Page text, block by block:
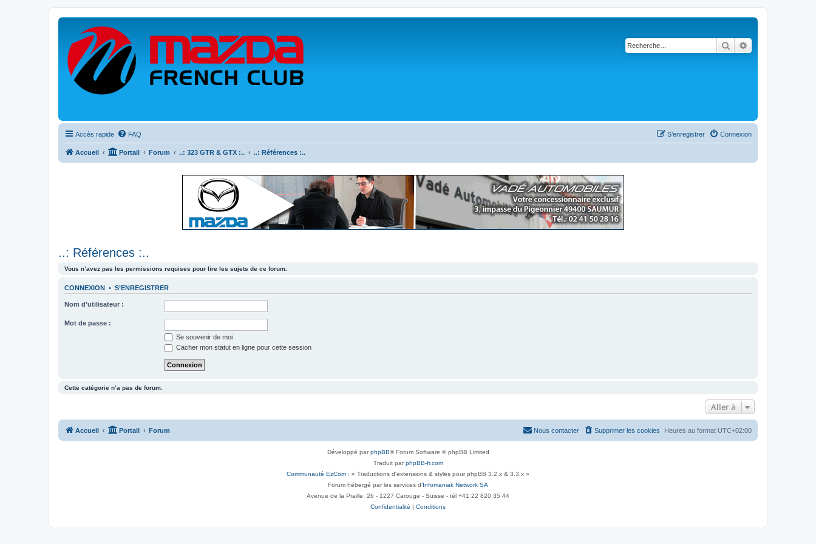
Rechercher
Accès rapide FAQ Connexion
S’enregistrer
Accueil Portail Forum ..: 323 GTR & GTX :.. ..: Références :..
..: Références :..
Vous n’avez pas les permissions requises pour lire les sujets de ce forum.
CONNEXION • S’ENREGISTRER
Nom d’utilisateur :
Mot de passe :
Se souvenir de moi
Cacher mon statut en ligne pour cette session
Cette catégorie n’a pas de forum.
Aller à
Accueil Portail Forum Heures au format UTC+02:00
Supprimer les cookies
Nous contacter
Développé parphpBB® Forum Software © phpBB Limited
Traduit parphpBB-fr.com
Communauté EzCom : « Traductions d'extensions & styles pour phpBB 3.2.x & 3.3.x »
Forum hébergé par les services d’Infomaniak Network SA
Avenue de la Praille, 26 - 1227 Carouge - Suisse - tél +41 22 820 35 44
Confidentialité | Conditions